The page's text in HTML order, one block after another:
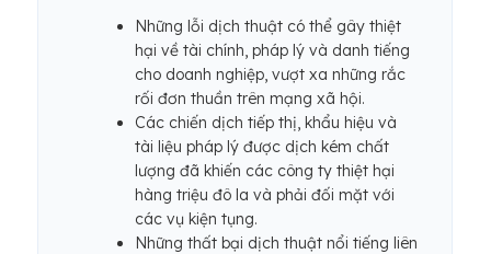
Những lỗi dịch thuật có thể gây thiệt
hại về tài chính, pháp lý và danh tiếng
cho doanh nghiệp, vượt xa những rắc
rối đơn thuần trên mạng xã hội.
Các chiến dịch tiếp thị, khẩu hiệu và
tài liệu pháp lý được dịch kém chất
lượng đã khiến các công ty thiệt hại
hàng triệu đô la và phải đối mặt với
các vụ kiện tụng.
Những thất bại dịch thuật nổi tiếng liên